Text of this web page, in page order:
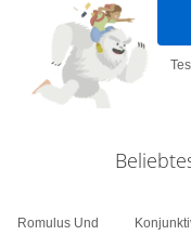
Romulus Und